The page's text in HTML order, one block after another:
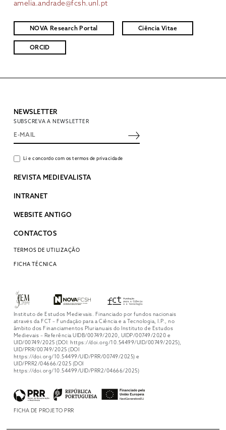
amelia.andrade@fcsh.unl.pt
NOVA Research Portal Ciência Vitae
ORCID
NEWSLETTER
SUBSCREVA A NEWSLETTER
Li e concordo com os termos de privacidade
REVISTA MEDIEVALISTA
INTRANET
WEBSITE ANTIGO
CONTACTOS
TERMOS DE UTILIZAÇÃO
FICHA TÉCNICA
Instituto de Estudos Medievais. Financiado por fundos nacionais
através da FCT – Fundação para a Ciência e a Tecnologia, I.P., no
âmbito dos Financiamentos Plurianuais do Instituto de Estudos
Medievais – Referência UIDB/00749/2020, UIDP/00749/2020 e
UID/00749/2025 (DOI: https://doi.org/10.54499/UID/00749/2025),
UID/PRR/00749/2025 (DOI
https://doi.org/10.54499/UID/PRR/00749/2025) e
UID/PRR2/04666/2025 (DOI
https://doi.org/10.54499/UID/PRR2/04666/2025)
FICHA DE PROJETO PRR